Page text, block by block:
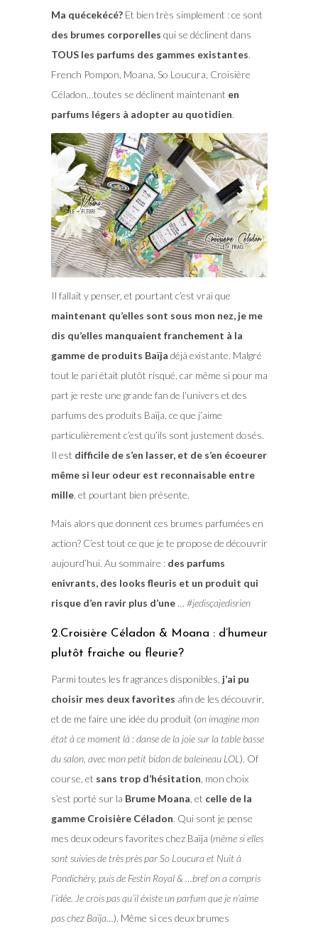
Ma quécekécé?Et bien très simplement : ce sont
des brumes corporelles qui se déclinent dans
TOUS les parfums des gammes existantes.
French Pompon, Moana, So Loucura, Croisière
Céladon…toutes se déclinent maintenant en
parfums légers à adopter au quotidien.
Il fallait y penser, et pourtant c’est vrai que
maintenant qu’elles sont sous mon nez, je me
dis qu’elles manquaient franchement à la
gamme de produits Baïja déjà existante. Malgré
tout le pari était plutôt risqué, car même si pour ma
part je reste une grande fan de l’univers et des
parfums des produits Baïja, ce que j’aime
particulièrement c’est qu’ils sont justement dosés.
Il est difficile de s’en lasser, et de s’en écoeurer
même si leur odeur est reconnaisable entre
mille, et pourtant bien présente.
Mais alors que donnent ces brumes parfumées en
action? C’est tout ce que je te propose de découvrir
aujourd’hui. Au sommaire : des parfums
enivrants, des looks fleuris et un produit qui
risque d’en ravir plus d’une… #jedisçajedisrien
2.Croisière Céladon & Moana : d’humeur
plutôt fraiche ou fleurie?
Parmi toutes les fragrances disponibles, j’ai pu
choisir mes deux favorites afin de les découvrir,
et de me faire une idée du produit (on imagine mon
état à ce moment là : danse de la joie sur la table basse
du salon, avec mon petit bidon de baleineau LOL ). Of
course, et sans trop d’hésitation , mon choix
s’est porté sur la Brume Moana , et celle de la
gamme Croisière Céladon. Qui sont je pense
mes deux odeurs favorites chez Baïja (même si elles
sont suivies de très près par So Loucura et Nuit à
Pondichéry, puis de Festin Royal & …bref on a compris
l’idée. Je crois pas qu’il éxiste un parfum que je n’aime
pas chez Baïja…). Même si ces deux brumes